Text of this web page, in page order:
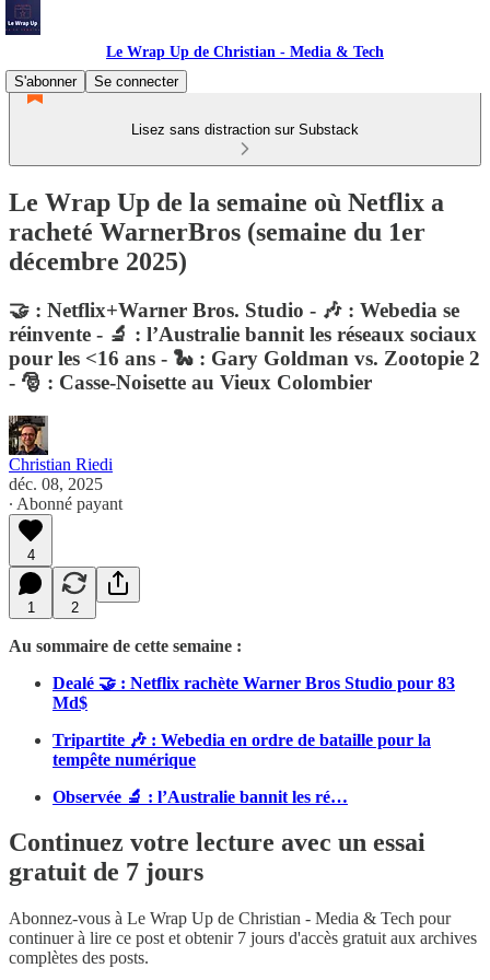
Le Wrap Up de Christian - Media & Tech
S'abonner
Se connecter
Lisez sans distraction sur Substack
Le Wrap Up de la semaine où Netflix a
racheté WarnerBros (semaine du 1er
décembre 2025)
🤝 : Netflix+Warner Bros. Studio - 🎶 : Webedia se
réinvente - 🔬 : l’Australie bannit les réseaux sociaux
pour les <16 ans - 🐍 : Gary Goldman vs. Zootopie 2
- 🎅 : Casse-Noisette au Vieux Colombier
Christian Riedi
déc. 08, 2025
∙ Abonné payant
4
1 2
Au sommaire de cette semaine :
Dealé 🤝 : Netflix rachète Warner Bros Studio pour 83
Md$
Tripartite 🎶 : Webedia en ordre de bataille pour la
tempête numérique
Observée 🔬 : l’Australie bannit les ré…
Continuez votre lecture avec un essai
gratuit de 7 jours
Abonnez-vous à Le Wrap Up de Christian - Media & Tech pour
continuer à lire ce post et obtenir 7 jours d'accès gratuit aux archives
complètes des posts.